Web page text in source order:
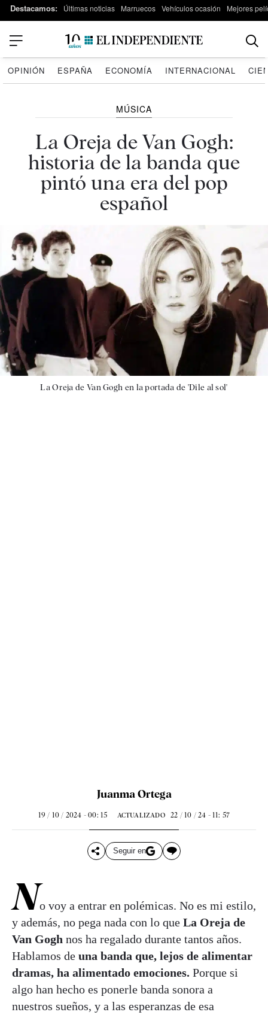
Destacamos: Últimas noticias Marruecos Vehículos ocasión Mejores
OPINIÓN ESPAÑA ECONOMÍA INTERNACIONAL
MÚSICA
La Oreja de Van Gogh:
historia de la banda que
pintó una era del pop
español
La Oreja de Van Gogh en la portada de 'Dile al sol'
Juanma Ortega
19 / 10 / 2024 - 00: 15 ACTUALIZADO 22 / 10 / 24 - 11: 57
Seguir en
No voy a entrar en polémicas. No es mi estilo,
y además, no pega nada con lo que La Oreja de
Van Gogh nos ha regalado durante tantos años.
Hablamos de una banda que, lejos de alimentar
dramas, ha alimentado emociones. Porque si
algo han hecho es ponerle banda sonora a
nuestros sueños, y a las esperanzas de esa